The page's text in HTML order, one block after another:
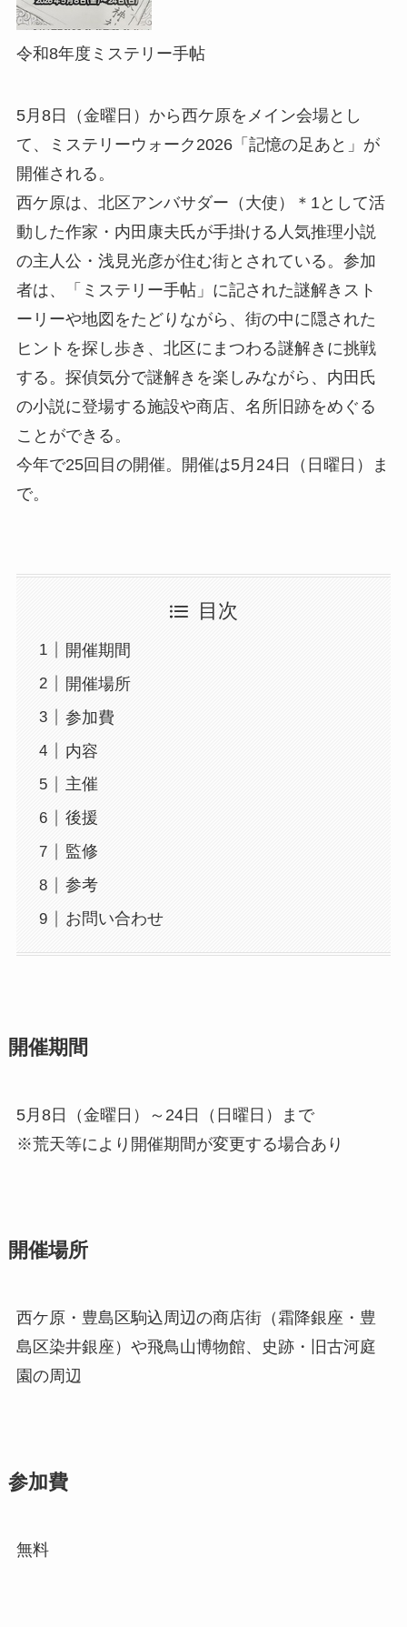
令和8年度ミステリー手帖
5月8日（金曜日）から西ケ原をメイン会場とし
て、ミステリーウォーク2026「記憶の足あと」が
開催される。
西ケ原は、北区アンバサダー（大使）＊1として活
動した作家・内田康夫氏が手掛ける人気推理小説
の主人公・浅見光彦が住む街とされている。参加
者は、「ミステリー手帖」に記された謎解きスト
ーリーや地図をたどりながら、街の中に隠された
ヒントを探し歩き、北区にまつわる謎解きに挑戦
する。探偵気分で謎解きを楽しみながら、内田氏
の小説に登場する施設や商店、名所旧跡をめぐる
ことができる。
今年で25回目の開催。開催は5月24日（日曜日）ま
で。
目次
開催期間
開催場所
参加費
内容
主催
後援
監修
参考
お問い合わせ
開催期間
5月8日（金曜日）～24日（日曜日）まで
※荒天等により開催期間が変更する場合あり
開催場所
西ケ原・豊島区駒込周辺の商店街（霜降銀座・豊
島区染井銀座）や飛鳥山博物館、史跡・旧古河庭
園の周辺
参加費
無料